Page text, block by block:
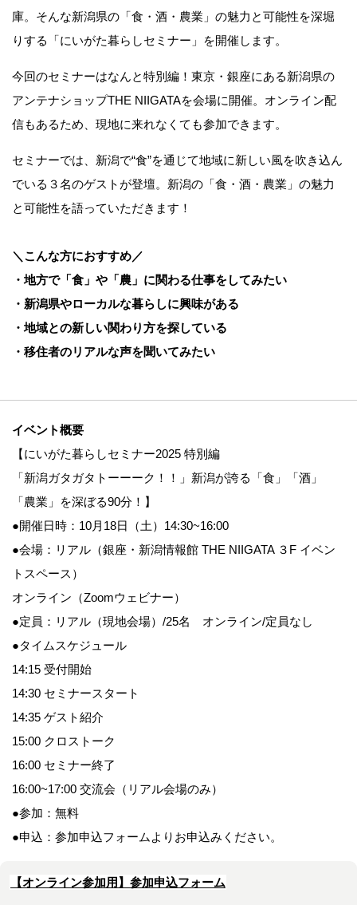
庫。そんな新潟県の「食・酒・農業」の魅力と可能性を深堀
りする「にいがた暮らしセミナー」を開催します。
今回のセミナーはなんと特別編！東京・銀座にある新潟県の
アンテナショップTHE NIIGATAを会場に開催。オンライン配
信もあるため、現地に来れなくても参加できます。
セミナーでは、新潟で“食”を通じて地域に新しい風を吹き込ん
でいる３名のゲストが登壇。新潟の「食・酒・農業」の魅力
と可能性を語っていただきます！
＼こんな方におすすめ／
・地方で「食」や「農」に関わる仕事をしてみたい
・新潟県やローカルな暮らしに興味がある
・地域との新しい関わり方を探している
・移住者のリアルな声を聞いてみたい
イベント概要
【にいがた暮らしセミナー2025 特別編
「新潟ガタガタトーーーク！！」新潟が誇る「食」「酒」
「農業」を深ぼる90分！】
●開催日時：10月18日（土）14:30~16:00
●会場：リアル（銀座・新潟情報館 THE NIIGATA ３F イベン
トスペース）
オンライン（Zoomウェビナー）
●定員：リアル（現地会場）/25名 オンライン/定員なし
●タイムスケジュール
14:15 受付開始
14:30 セミナースタート
14:35 ゲスト紹介
15:00 クロストーク
16:00 セミナー終了
16:00~17:00 交流会（リアル会場のみ）
●参加：無料
●申込：参加申込フォームよりお申込みください。
【オンライン参加用】参加申込フォーム